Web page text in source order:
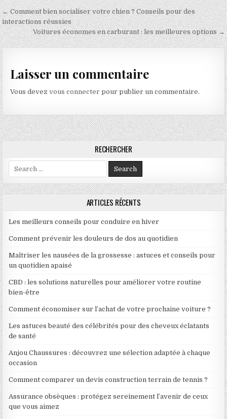
Navigation de l’article
← Comment bien socialiser votre chien ? Conseils pour des
interactions réussies
Voitures économes en carburant : les meilleures options →
Laisser un commentaire
Vous devezvous connecter pour publier un commentaire.
RECHERCHER
Search for:
ARTICLES RÉCENTS
Les meilleurs conseils pour conduire en hiver
Comment prévenir les douleurs de dos au quotidien
Maîtriser les nausées de la grossesse : astuces et conseils pour
un quotidien apaisé
CBD : les solutions naturelles pour améliorer votre routine
bien-être
Comment économiser sur l’achat de votre prochaine voiture ?
Les astuces beauté des célébrités pour des cheveux éclatants
de santé
Anjou Chaussures : découvrez une sélection adaptée à chaque
occasion
Comment comparer un devis construction terrain de tennis ?
Assurance obsèques : protégez sereinement l’avenir de ceux
que vous aimez